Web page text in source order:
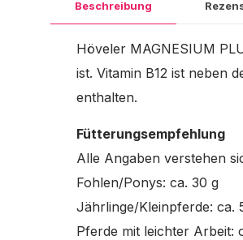
Beschreibung
Höveler MAGNESIUM
ist. Vitamin B12 ist neben
enthalten.
Fütterungsempfehlung
Alle Angaben verstehen
Fohlen/Ponys: ca. 30 g
Jährlinge/Kleinpferde: ca.
Pferde mit leichter Arbeit: